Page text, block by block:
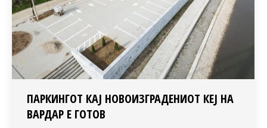
ПАРКИНГОТ КАЈ НОВОИЗГРАДЕНИОТ КЕЈ НА
ВАРДАР Е ГОТОВ